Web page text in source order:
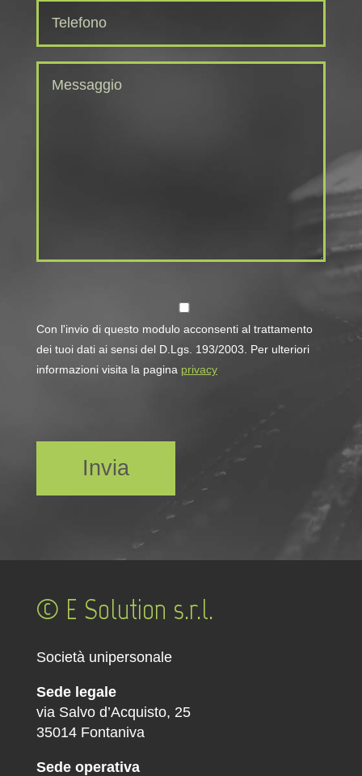
Con l'invio di questo modulo acconsenti al trattamento
dei tuoi dati ai sensi del D.Lgs. 193/2003. Per ulteriori
informazioni visita la pagina privacy
© E Solution s.r.l.
Società unipersonale
Sede legale
via Salvo d’Acquisto, 25
35014 Fontaniva
Sede operativa